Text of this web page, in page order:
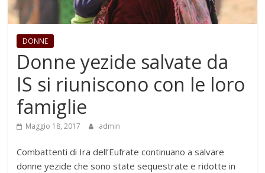
DONNE
Donne yezide salvate da
IS si riuniscono con le loro
famiglie
Maggio 18, 2017 admin
Combattenti di Ira dell’Eufrate continuano a salvare
donne yezide che sono state sequestrate e ridotte in